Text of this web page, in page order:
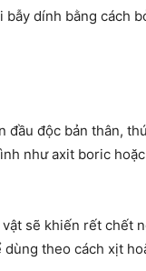
dính bằng cách
độc bản thân,
như axit boric
sẽ khiến rết chết
theo cách xịt